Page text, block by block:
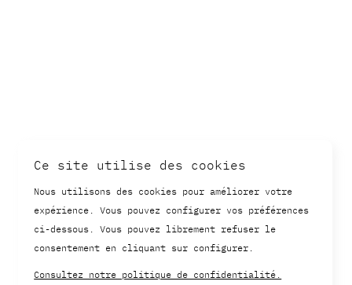
Ce site utilise des cookies
Nous utilisons des cookies pour améliorer votre
expérience. Vous pouvez configurer vos préférences
ci-dessous. Vous pouvez librement refuser le
consentement en cliquant sur configurer.
Consultez notre politique de confidentialité.